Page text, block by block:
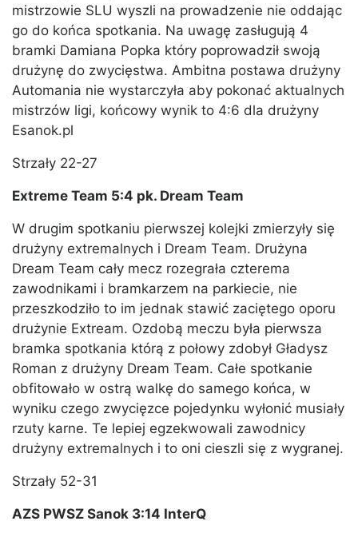
mistrzowie SLU wyszli na prowadzenie nie oddając
go do końca spotkania. Na uwagę zasługują 4
bramki Damiana Popka który poprowadził swoją
drużynę do zwycięstwa. Ambitna postawa drużyny
Automania nie wystarczyła aby pokonać aktualnych
mistrzów ligi, końcowy wynik to 4:6 dla drużyny
Esanok.pl
Strzały 22-27
Extreme Team 5:4 pk. Dream Team
W drugim spotkaniu pierwszej kolejki zmierzyły się
drużyny extremalnych i Dream Team. Drużyna
Dream Team cały mecz rozegrała czterema
zawodnikami i bramkarzem na parkiecie, nie
przeszkodziło to im jednak stawić zaciętego oporu
drużynie Extream. Ozdobą meczu była pierwsza
bramka spotkania którą z połowy zdobył Gładysz
Roman z drużyny Dream Team. Całe spotkanie
obfitowało w ostrą walkę do samego końca, w
wyniku czego zwycięzce pojedynku wyłonić musiały
rzuty karne. Te lepiej egzekwowali zawodnicy
drużyny extremalnych i to oni cieszli się z wygranej.
Strzały 52-31
AZS PWSZ Sanok 3:14 InterQ